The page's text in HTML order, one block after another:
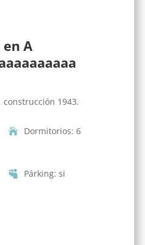
en A
1943.
Dormitorios: 6
Párking: si